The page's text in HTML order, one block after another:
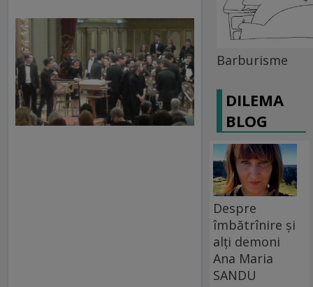
Barburisme
DILEMA
BLOG
Despre
îmbătrînire și
alți demoni
Ana Maria
SANDU